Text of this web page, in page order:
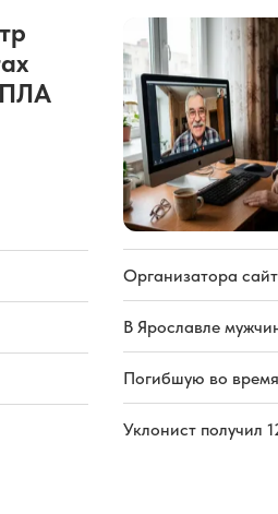
Организатора
В Ярославле
Погибшую во время
Уклонист получил